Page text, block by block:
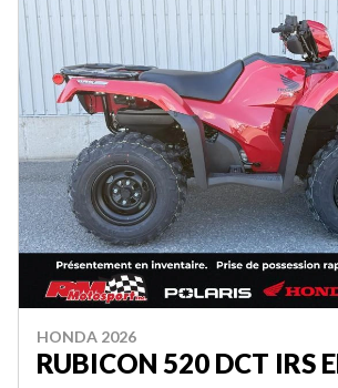
HONDA 2026
RUBICON 520 DCT IRS